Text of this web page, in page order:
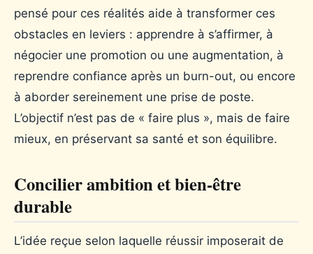
pensé pour ces réalités aide à transformer ces
obstacles en leviers : apprendre à s’affirmer, à
négocier une promotion ou une augmentation, à
reprendre confiance après un burn-out, ou encore
à aborder sereinement une prise de poste.
L’objectif n’est pas de « faire plus », mais de faire
mieux, en préservant sa santé et son équilibre.
Concilier ambition et bien-être
durable
L’idée reçue selon laquelle réussir imposerait de